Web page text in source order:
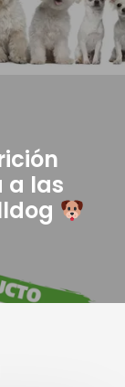
a las